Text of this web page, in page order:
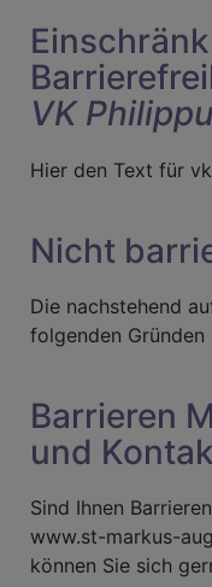
VK
Hier den Text für
Nicht
Die nachstehend
folgenden
Barrieren
und
Sind Ihnen
www.st-markus-
können Sie sich